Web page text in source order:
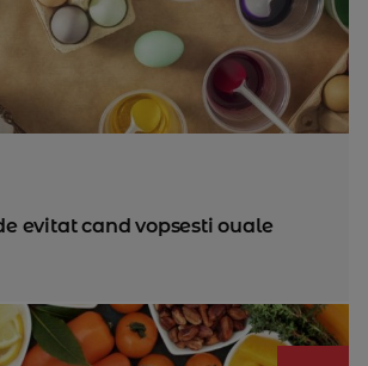
evitat cand vopsesti ouale